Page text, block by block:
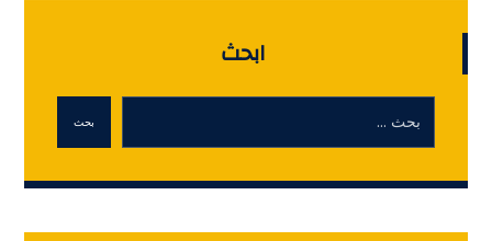
أحسن شركات نقل العفش بالرياض
أحسن شركة رش مبيدات حشرية بالرياض
أحسن شركة عزل مائي وحرارى
أحسن شركة كشف تسربات
أحسن شركة كشف تسربات مائية